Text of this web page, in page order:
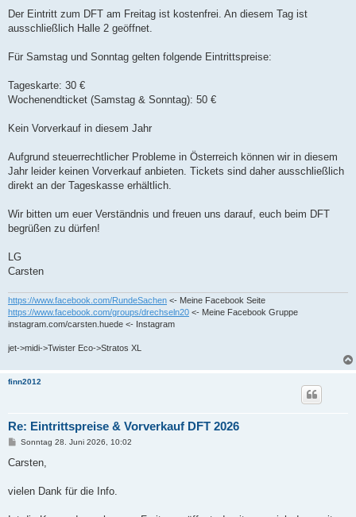
a
Der Eintritt zum DFT am Freitag ist kostenfrei. An diesem Tag ist
ausschließlich Halle 2 geöffnet.
Für Samstag und Sonntag gelten folgende Eintrittspreise:
Tageskarte: 30 €
Wochenendticket (Samstag & Sonntag): 50 €
Kein Vorverkauf in diesem Jahr
Aufgrund steuerrechtlicher Probleme in Österreich können wir in diesem
Jahr leider keinen Vorverkauf anbieten. Tickets sind daher ausschließlich
direkt an der Tageskasse erhältlich.
Wir bitten um euer Verständnis und freuen uns darauf, euch beim DFT
begrüßen zu dürfen!
LG
Carsten
https://www.facebook.com/RundeSachen <- Meine Facebook Seite
https://www.facebook.com/groups/drechseln20 <- Meine Facebook Gruppe
instagram.com/carsten.huede <- Instagram
jet->midi->Twister Eco->Stratos XL
finn2012
Re: Eintrittspreise & Vorverkauf DFT 2026
B
i
a
Sonntag 28. Juni 2026, 10:02
Carsten,
vielen Dank für die Info.